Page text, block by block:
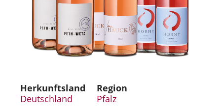
Herkunftsland
Deutschland
Region
Pfalz